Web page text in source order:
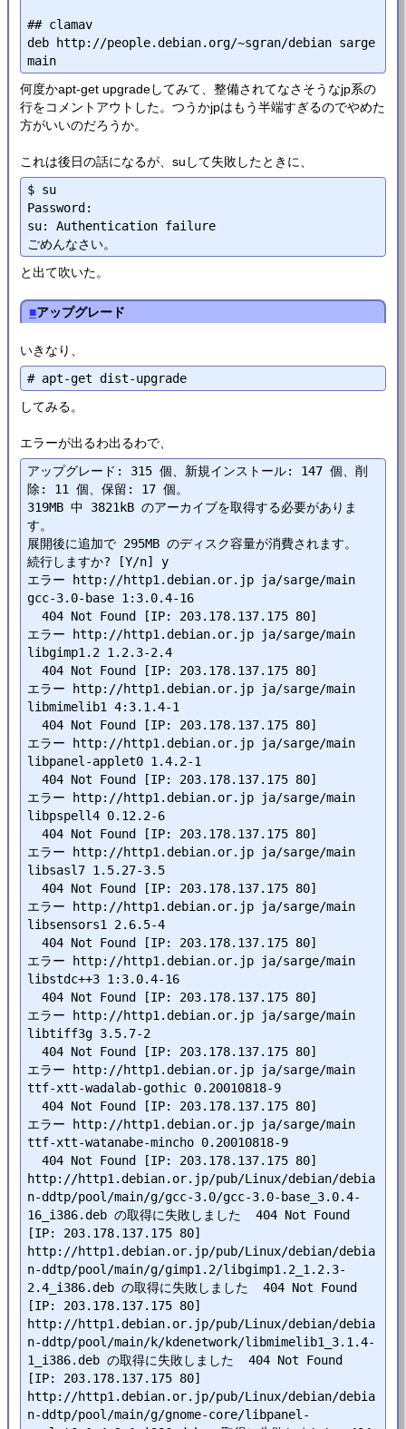
## clamav
deb http://people.debian.org/~sgran/debian sarge
何度かapt-get upgradeしてみて、整備されてなさそうなjp系の
行をコメントアウトした。つうかjpはもう半端すぎるのでやめた
方がいいのだろうか。
これは後日の話になるが、suして失敗したときに、
$ su
Password:
su: Authentication failure
と出て吹いた。
■アップグレード
いきなり、
してみる。
エラーが出るわ出るわで、
アップグレード: 315 個、新規インストール: 147 個、削
除: 11 個、保留: 17 個。
319MB 中 3821kB のアーカイブを取得する必要がありま
す。
展開後に追加で 295MB のディスク容量が消費されます。
続行しますか? [Y/n] y
エラー http://http1.debian.or.jp ja/sarge/main
gcc-3.0-base 1:3.0.4-16
  404 Not Found [IP: 203.178.137.175 80]
エラー http://http1.debian.or.jp ja/sarge/main
libgimp1.2 1.2.3-2.4
  404 Not Found [IP: 203.178.137.175 80]
エラー http://http1.debian.or.jp ja/sarge/main
libmimelib1 4:3.1.4-1
  404 Not Found [IP: 203.178.137.175 80]
エラー http://http1.debian.or.jp ja/sarge/main
libpanel-applet0 1.4.2-1
  404 Not Found [IP: 203.178.137.175 80]
エラー http://http1.debian.or.jp ja/sarge/main
libpspell4 0.12.2-6
  404 Not Found [IP: 203.178.137.175 80]
エラー http://http1.debian.or.jp ja/sarge/main
libsasl7 1.5.27-3.5
  404 Not Found [IP: 203.178.137.175 80]
エラー http://http1.debian.or.jp ja/sarge/main
libsensors1 2.6.5-4
  404 Not Found [IP: 203.178.137.175 80]
エラー http://http1.debian.or.jp ja/sarge/main
libstdc++3 1:3.0.4-16
  404 Not Found [IP: 203.178.137.175 80]
エラー http://http1.debian.or.jp ja/sarge/main
libtiff3g 3.5.7-2
  404 Not Found [IP: 203.178.137.175 80]
エラー http://http1.debian.or.jp ja/sarge/main
ttf-xtt-wadalab-gothic 0.20010818-9
  404 Not Found [IP: 203.178.137.175 80]
エラー http://http1.debian.or.jp ja/sarge/main
ttf-xtt-watanabe-mincho 0.20010818-9
  404 Not Found [IP: 203.178.137.175 80]
http://http1.debian.or.jp/pub/Linux/debian/debia
n-ddtp/pool/main/g/gcc-3.0/gcc-3.0-base_3.0.4-
16_i386.deb の取得に失敗しました  404 Not Found
[IP: 203.178.137.175 80]
http://http1.debian.or.jp/pub/Linux/debian/debia
n-ddtp/pool/main/g/gimp1.2/libgimp1.2_1.2.3-
2.4_i386.deb の取得に失敗しました  404 Not Found
[IP: 203.178.137.175 80]
http://http1.debian.or.jp/pub/Linux/debian/debia
n-ddtp/pool/main/k/kdenetwork/libmimelib1_3.1.4-
1_i386.deb の取得に失敗しました  404 Not Found
[IP: 203.178.137.175 80]
http://http1.debian.or.jp/pub/Linux/debian/debia
n-ddtp/pool/main/g/gnome-core/libpanel-